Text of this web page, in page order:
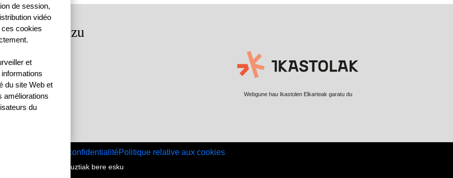
gaituzu
64250 KANBO
05 59 52 88 87
Webgune hau Ikastolen Elkarteak garatu du
Menu Pied de page
Politique de confidentialitéPolitique relative aux cookies
SEASKA | Eskubide guztiak bere esku
de session,
vidéo
ces cookies
et
du site Web et
améliorations
du